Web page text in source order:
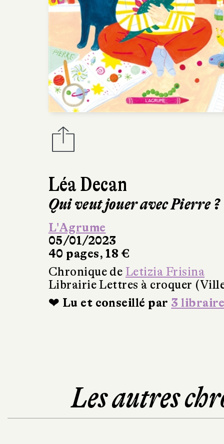
Léa Decan
Qui veut jouer avec Pierre ?
L'Agrume
05/01/2023
40 pages, 18 €
Chronique de Letizia Frisina
Librairie Lettres à croquer
❤ Lu et conseillé par 3
Les autres